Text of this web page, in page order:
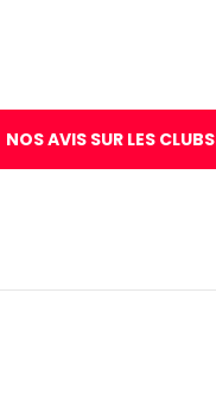
NOS AVIS SUR LES CLUBS